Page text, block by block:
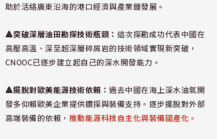
助於活絡廣東沿海的港口經濟與產業鏈發展。
🔺突破深層油田勘探技術瓶頸： 這次探勘成功代表中國在
高壓高溫、深至超深層碎屑岩的技術領域實現新突破，
CNOOC已逐步建立起自己的深水開發能力。
🔺擺脫對歐美能源技術依賴：過去中國在海上深水油氣開
發多仰賴歐美企業提供鑽探與裝備支持。逐步擺脫對外部
高端裝備的依賴， 推動能源科技自主化與裝備國產化。